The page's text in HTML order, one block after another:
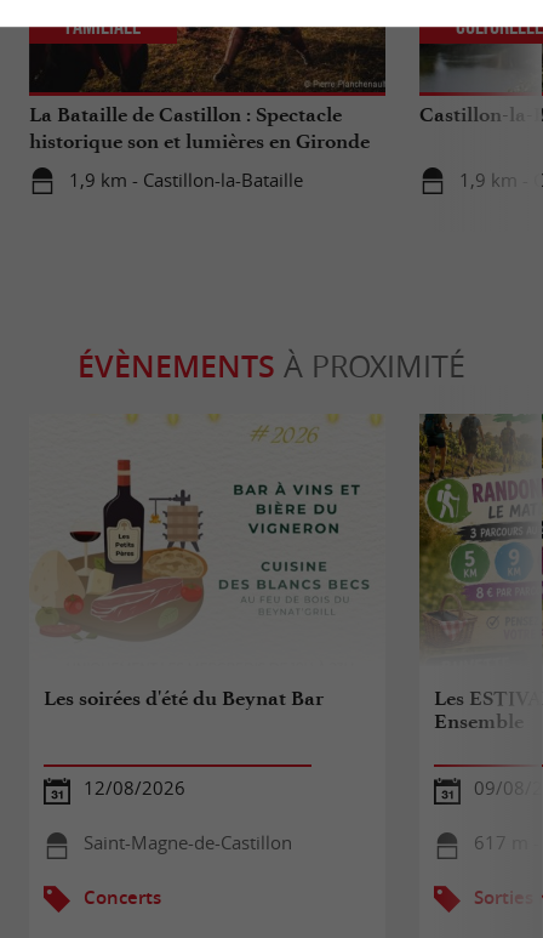
La Bataille de Castillon : Spectacle
historique son et lumières en Gironde
1,9 km - Castillon-la-Bataille
Familiale
Castillon-la-
1,9 km -
Culturelle
ÉVÈNEMENTS À PROXIMITÉ
Les soirées d'été du Beynat Bar
12/08/2026
Saint-Magne-de-Castillon
Concerts
Les
Ensemble
09/08/
617 m
Sorties